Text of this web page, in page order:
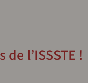
l’ISSSTE !